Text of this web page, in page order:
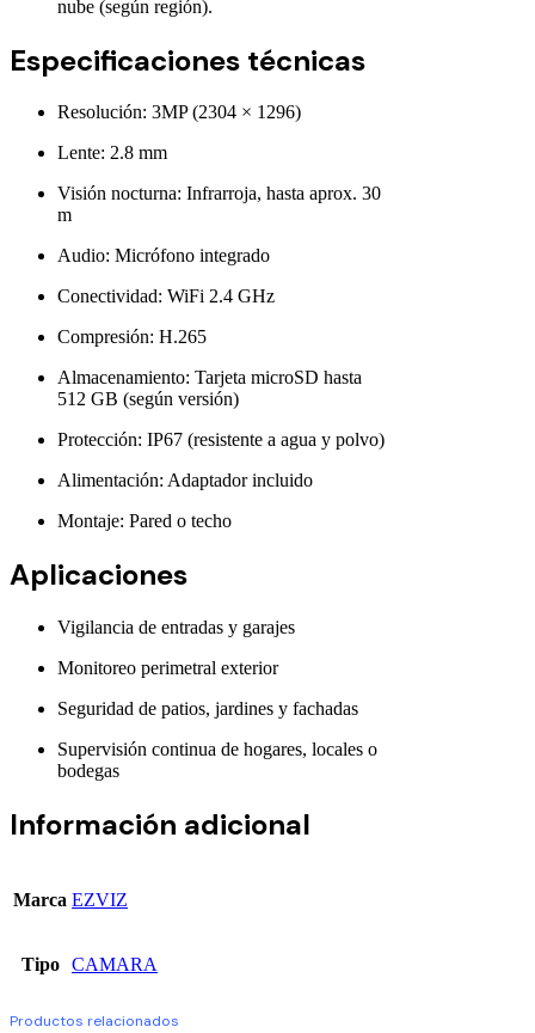
nube (según región).
Especificaciones técnicas
Resolución: 3MP (2304 × 1296)
Lente: 2.8 mm
Visión nocturna: Infrarroja, hasta aprox. 30
m
Audio: Micrófono integrado
Conectividad: WiFi 2.4 GHz
Compresión: H.265
Almacenamiento: Tarjeta microSD hasta
512 GB (según versión)
Protección: IP67 (resistente a agua y polvo)
Alimentación: Adaptador incluido
Montaje: Pared o techo
Aplicaciones
Vigilancia de entradas y garajes
Monitoreo perimetral exterior
Seguridad de patios, jardines y fachadas
Supervisión continua de hogares, locales o
bodegas
Información adicional
Marca EZVIZ
Tipo CAMARA
Productos relacionados